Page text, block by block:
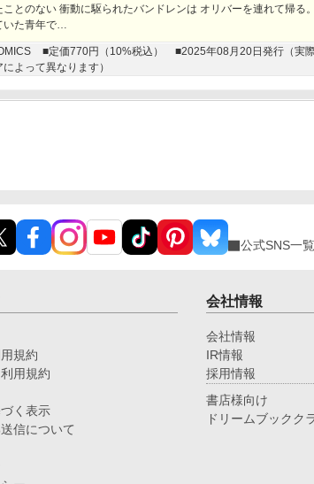
ことのない 衝動に駆られたバンドレンは オリバーを連れて帰る
いた青年で…
■定価770円（10%税込）
■2025年08月20日発行（実
によって異なります）
公式SNS一覧
規約
用規約
く表示
信について
会社情報
会社情報
IR情報
採用情報
書店様向け
ドリームブックク